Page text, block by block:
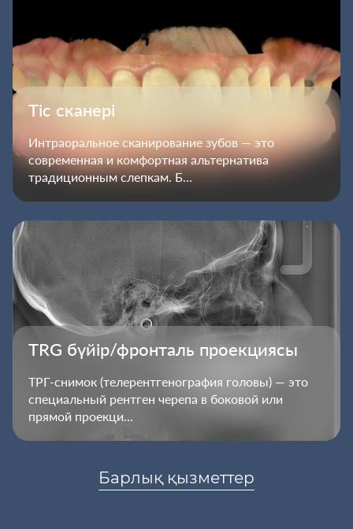
Тіс сканері
Интраоральное сканирование зубов — это
современная и комфортная альтернатива
традиционным слепкам. Б...
TRG бүйір/фронталь проекциясы
ТРГ-снимок (телерентгенография головы) — это
специальный рентген черепа в боковой или
прямой проекци...
Барлық қызметтер